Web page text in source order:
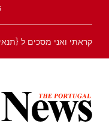
קראתי ואני מסכים ל